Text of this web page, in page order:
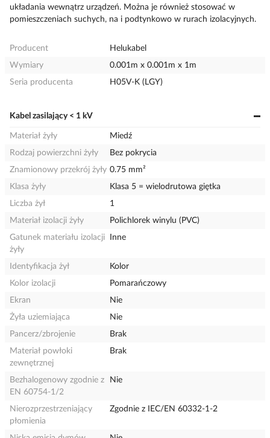
układania wewnątrz urządzeń. Można je również stosować w
pomieszczeniach suchych, na i podtynkowo w rurach izolacyjnych.
Producent
Helukabel
Wymiary
0.001m x 0.001m x 1m
Seria producenta
H05V-K (LGY)
Kabel zasilający < 1 kV
Materiał żyły
Miedź
Rodzaj powierzchni żyły
Bez pokrycia
Znamionowy przekrój żyły 0.75 mm²
Klasa żyły
Klasa 5 = wielodrutowa giętka
Liczba żył
1
Materiał izolacji żyły
Polichlorek winylu (PVC)
Gatunek materiału izolacji
żyły
Inne
Identyfikacja żył
Kolor
Kolor izolacji
Pomarańczowy
Ekran
Nie
Żyła uziemiająca
Nie
Pancerz/zbrojenie
Brak
Materiał powłoki
zewnętrznej
Brak
Bezhalogenowy zgodnie z
EN 60754-1/2
Nie
Nierozprzestrzeniający
płomienia
Zgodnie z IEC/EN 60332-1-2